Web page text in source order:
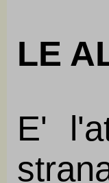
LE
E'